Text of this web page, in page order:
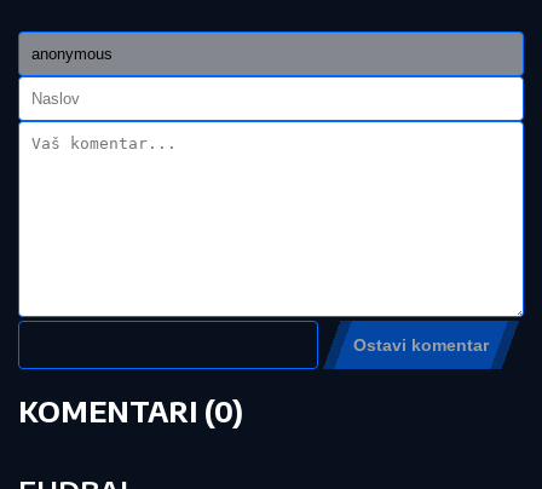
"HITNO PODNOSIMO PRIJAVU ZA KRIVIČNO DELO"
Oglasio se advokat Jelene Radanović nakon jezivih
pretnji koje je dobila od Ane Nikolić: "To je sramno"
POSLE PRETNJI:Daleko je od
Beograda, pokazala i gde se tačno
by Aklamator
Pročitajte još: